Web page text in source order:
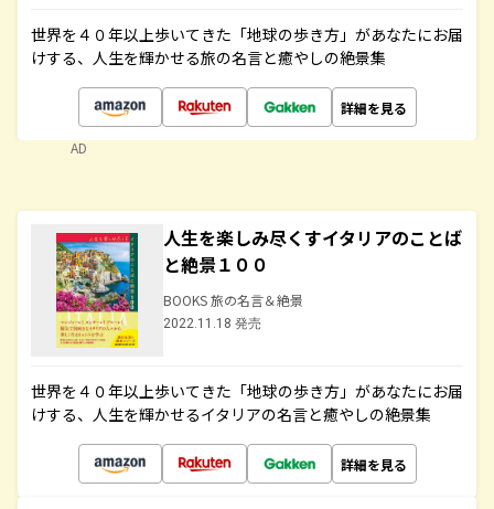
世界を４０年以上歩いてきた「地球の歩き方」があなたにお届
けする、人生を輝かせる旅の名言と癒やしの絶景集
詳細を見る
AD
人生を楽しみ尽くすイタリアのことば
と絶景１００
BOOKS 旅の名言＆絶景
2022.11.18 発売
世界を４０年以上歩いてきた「地球の歩き方」があなたにお届
けする、人生を輝かせるイタリアの名言と癒やしの絶景集
詳細を見る